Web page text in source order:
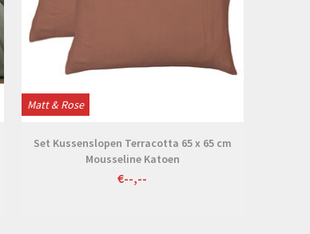
Matt & Rose
Set Kussenslopen Terracotta 65 x 65 cm
Mousseline Katoen
€--,--